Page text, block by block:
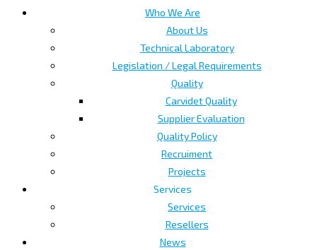
Who We Are
About Us
Technical Laboratory
Legislation / Legal Requirements
Quality
Carvidet Quality
Supplier Evaluation
Quality Policy
Recruiment
Projects
Services
Services
Resellers
News